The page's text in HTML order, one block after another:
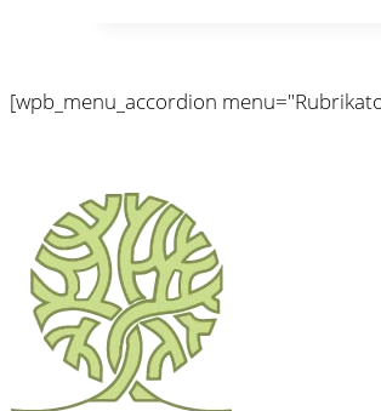
[wpb_menu_accordion